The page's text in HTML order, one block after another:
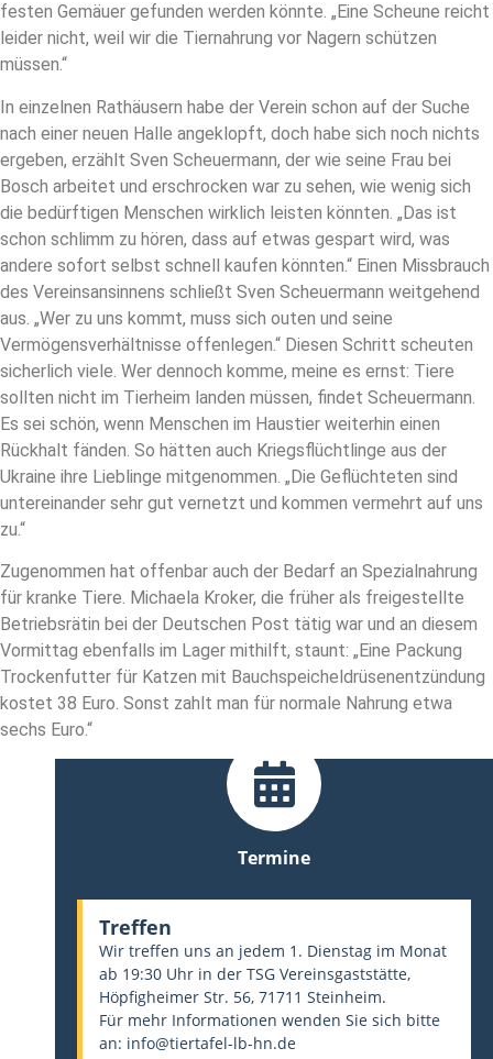
festen Gemäuer gefunden werden könnte. „Eine Scheune reicht
leider nicht, weil wir die Tiernahrung vor Nagern schützen
müssen.“
In einzelnen Rathäusern habe der Verein schon auf der Suche
nach einer neuen Halle angeklopft, doch habe sich noch nichts
ergeben, erzählt Sven Scheuermann, der wie seine Frau bei
Bosch arbeitet und erschrocken war zu sehen, wie wenig sich
die bedürftigen Menschen wirklich leisten könnten. „Das ist
schon schlimm zu hören, dass auf etwas gespart wird, was
andere sofort selbst schnell kaufen könnten.“ Einen Missbrauch
des Vereinsansinnens schließt Sven Scheuermann weitgehend
aus. „Wer zu uns kommt, muss sich outen und seine
Vermögensverhältnisse offenlegen.“ Diesen Schritt scheuten
sicherlich viele. Wer dennoch komme, meine es ernst: Tiere
sollten nicht im Tierheim landen müssen, findet Scheuermann.
Es sei schön, wenn Menschen im Haustier weiterhin einen
Rückhalt fänden. So hätten auch Kriegsflüchtlinge aus der
Ukraine ihre Lieblinge mitgenommen. „Die Geflüchteten sind
untereinander sehr gut vernetzt und kommen vermehrt auf uns
zu.“
Zugenommen hat offenbar auch der Bedarf an Spezialnahrung
für kranke Tiere. Michaela Kroker, die früher als freigestellte
Betriebsrätin bei der Deutschen Post tätig war und an diesem
Vormittag ebenfalls im Lager mithilft, staunt: „Eine Packung
Trockenfutter für Katzen mit Bauchspeicheldrüsenentzündung
kostet 38 Euro. Sonst zahlt man für normale Nahrung etwa
sechs Euro.“
Termine
Treffen
Wir treffen uns an jedem 1. Dienstag im Monat
ab 19:30 Uhr in der TSG Vereinsgaststätte,
Höpfigheimer Str. 56, 71711 Steinheim.
Für mehr Informationen wenden Sie sich bitte
an: info@tiertafel-lb-hn.de